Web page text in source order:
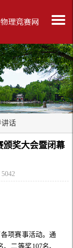
讲话
颁奖大会暨闭幕
5042
项赛事活动。通
二等奖107名、